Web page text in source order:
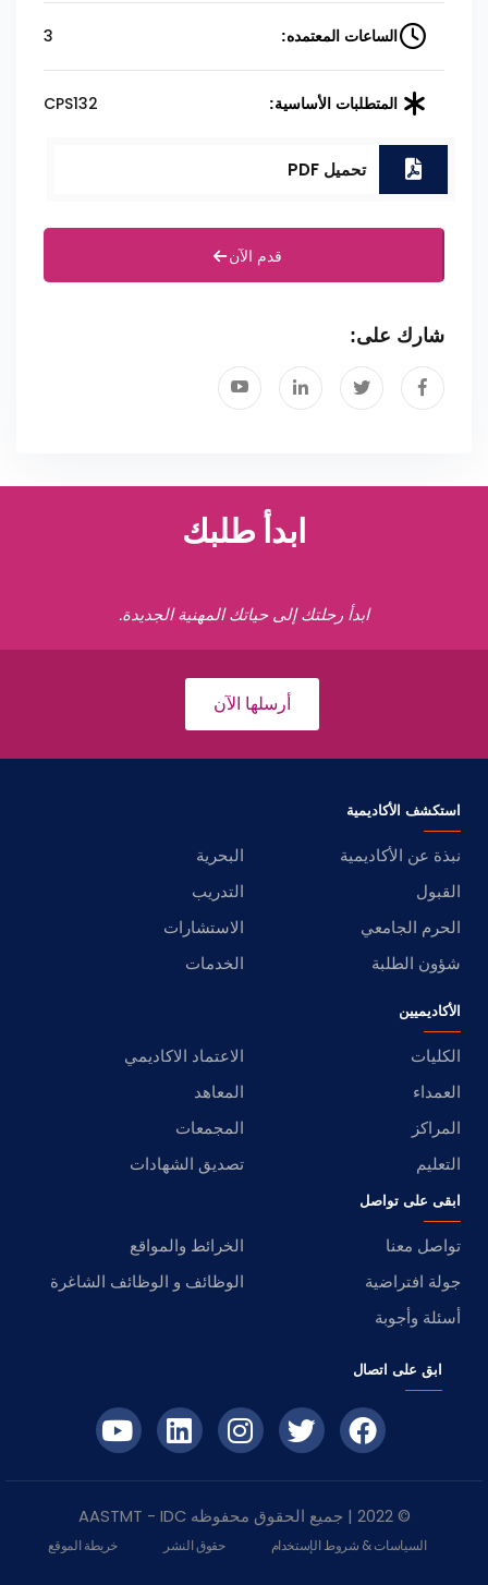
الساعات المعتمده: 3
المتطلبات الأساسية: CPS132
تحميل PDF
قدم الآن
شارك على:
ابدأ طلبك
ابدأ رحلتك إلى حياتك المهنية الجديدة.
أرسلها الآن
استكشف الأكاديمية
نبذة عن الأكاديمية
البحرية
القبول
التدريب
الحرم الجامعي
الاستشارات
شؤون الطلبة
الخدمات
الأكاديميين
الكليات
الاعتماد الاكاديمي
العمداء
المعاهد
المراكز
المجمعات
التعليم
تصديق الشهادات
ابقى على تواصل
تواصل معنا
الخرائط والمواقع
جولة افتراضية
الوظائف و الوظائف الشاغرة
أسئلة وأجوبة
ابق على اتصال
© 2022 | جميع الحقوق محفوظه IDC
- AASTMT
السياسات & شروط الإستخدام حقوق النشر خريطة الموقع